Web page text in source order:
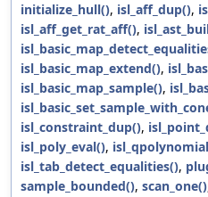
initialize_hull(), isl_aff_dup(),
isl_aff_get_rat_aff(),
isl_basic_map_extend(),
isl_basic_map_sample(),
isl_constraint_dup(),
isl_poly_eval(),
isl_tab_detect_equalities(),
sample_bounded(), scan_one()